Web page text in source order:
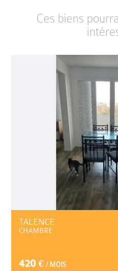
Ces biens
TALENCE
CHAMBRE
420 € / MOIS